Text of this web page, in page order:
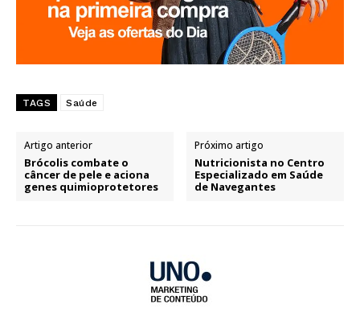
TAGS Saúde
Artigo anterior
Brócolis combate o
câncer de pele e aciona
genes quimioprotetores
Próximo artigo
Nutricionista no Centro
Especializado em Saúde
de Navegantes